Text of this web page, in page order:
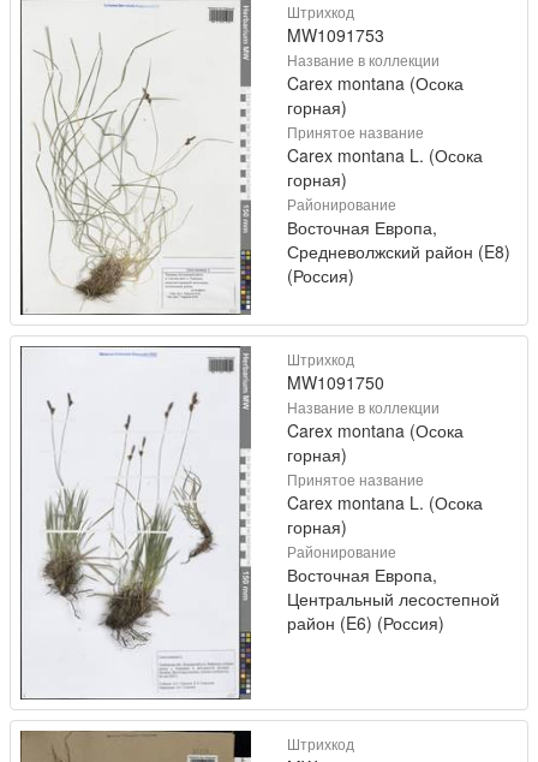
Штрихкод
MW1091753
Название в коллекции
Carex montana (Осока
горная)
Принятое название
Carex montana L. (Осока
горная)
Районирование
Восточная Европа,
Средневолжский район (E8)
(Россия)
Штрихкод
MW1091750
Название в коллекции
Carex montana (Осока
горная)
Принятое название
Carex montana L. (Осока
горная)
Районирование
Восточная Европа,
Центральный лесостепной
район (E6) (Россия)
Штрихкод